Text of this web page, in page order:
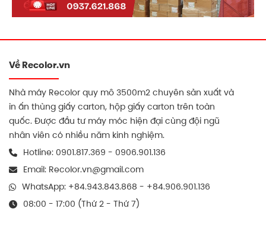
lực mà có thể chọn loại sóng khác nhau.
và thân thiện môi trường.
Cấu tạo bên trong cũng giúp thùng có trọng
lượng nhẹ, dễ thao tác khi đóng hàng số lượng
lớn mà không làm tăng khối lượng vận chuyển.
Tính ứng dụng thùng carton 5 lớp
30x20x10
Trong đóng gói hàng hóa
Thùng carton 5 lớpphù hợp để đóng gói đa
dạng sản phẩm như đồ nội thất nhỏ, phụ kiện,
quà tặng doanh nghiệp, đồ gia dụng, sách vở,
Về Recolor.vn
Nhà máy Recolor quy mô 3500m2 chuyên sản xuất và
in ấn thùng giấy carton, hộp giấy carton trên toàn
quốc. Được đầu tư máy móc hiện đại cùng đội ngũ
nhân viên có nhiều năm kinh nghiệm.
Hotline: 0901.817.369 - 0906.901.136
Email: Recolor.vn@gmail.com
WhatsApp: +84.943.843.868 - +84.906.901.136
08:00 - 17:00 (Thứ 2 - Thứ 7)